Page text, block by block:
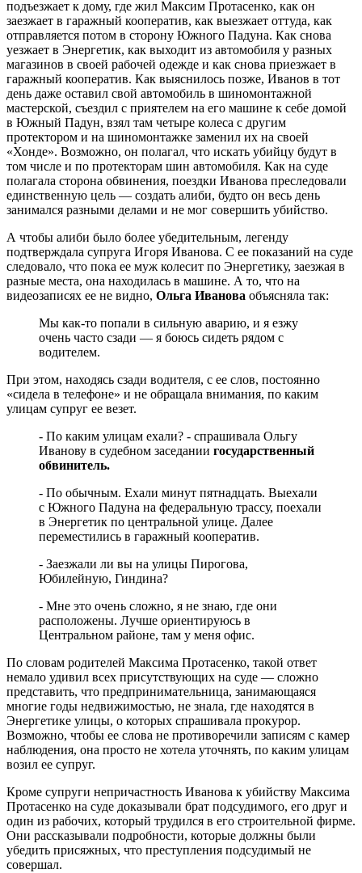
подъезжает к дому, где жил Максим Протасенко, как он
заезжает в гаражный кооператив, как выезжает оттуда, как
отправляется потом в сторону Южного Падуна. Как снова
уезжает в Энергетик, как выходит из автомобиля у разных
магазинов в своей рабочей одежде и как снова приезжает в
гаражный кооператив. Как выяснилось позже, Иванов в тот
день даже оставил свой автомобиль в шиномонтажной
мастерской, съездил с приятелем на его машине к себе домой
в Южный Падун, взял там четыре колеса с другим
протектором и на шиномонтажке заменил их на своей
«Хонде». Возможно, он полагал, что искать убийцу будут в
том числе и по протекторам шин автомобиля. Как на суде
полагала сторона обвинения, поездки Иванова преследовали
единственную цель — создать алиби, будто он весь день
занимался разными делами и не мог совершить убийство.
А чтобы алиби было более убедительным, легенду
подтверждала супруга Игоря Иванова. С ее показаний на суде
следовало, что пока ее муж колесит по Энергетику, заезжая в
разные места, она находилась в машине. А то, что на
видеозаписях ее не видно, Ольга Иванова объясняла так:
Мы как-то попали в сильную аварию, и я езжу
очень часто сзади — я боюсь сидеть рядом с
водителем.
При этом, находясь сзади водителя, с ее слов, постоянно
«сидела в телефоне» и не обращала внимания, по каким
улицам супруг ее везет.
- По каким улицам ехали? - спрашивала Ольгу
Иванову в судебном заседании государственный
обвинитель.
- По обычным. Ехали минут пятнадцать. Выехали
с Южного Падуна на федеральную трассу, поехали
в Энергетик по центральной улице. Далее
переместились в гаражный кооператив.
- Заезжали ли вы на улицы Пирогова,
Юбилейную, Гиндина?
- Мне это очень сложно, я не знаю, где они
расположены. Лучше ориентируюсь в
Центральном районе, там у меня офис.
По словам родителей Максима Протасенко, такой ответ
немало удивил всех присутствующих на суде — сложно
представить, что предпринимательница, занимающаяся
многие годы недвижимостью, не знала, где находятся в
Энергетике улицы, о которых спрашивала прокурор.
Возможно, чтобы ее слова не противоречили записям с камер
наблюдения, она просто не хотела уточнять, по каким улицам
возил ее супруг.
Кроме супруги непричастность Иванова к убийству Максима
Протасенко на суде доказывали брат подсудимого, его друг и
один из рабочих, который трудился в его строительной фирме.
Они рассказывали подробности, которые должны были
убедить присяжных, что преступления подсудимый не
совершал.